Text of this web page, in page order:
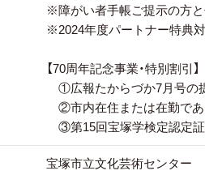
※障がい者手帳ご提示の方
※2024年度パートナー特典
【70周年記念事業・特別割引】
①広報たからづか7月号の提
②市内在住または在勤であ
③第15回宝塚学検定認定証
宝塚市立文化芸術センター